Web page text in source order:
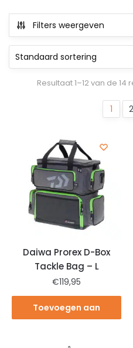
Filters weergeven
Resultaat 1–12 van de
1 2
Daiwa Prorex D-Box
Tackle Bag – L
€119,95
Toevoegen aan